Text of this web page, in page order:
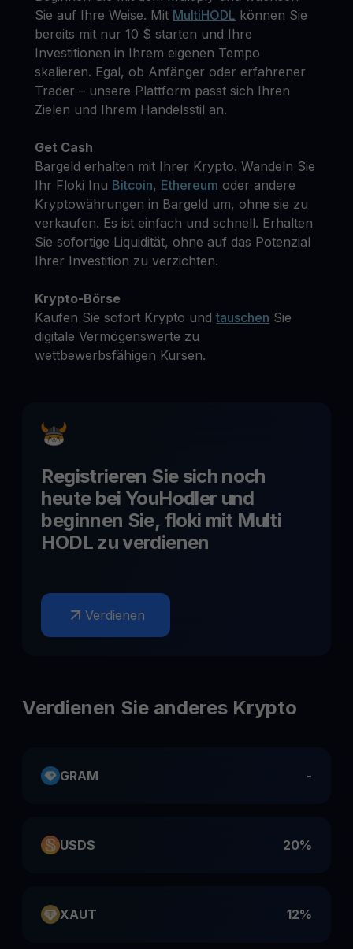
Sie auf Ihre Weise. Mit MultiHODL können Sie
bereits mit nur 10 $ starten und Ihre
Investitionen in Ihrem eigenen Tempo
skalieren. Egal, ob Anfänger oder erfahrener
Trader – unsere Plattform passt sich Ihren
Zielen und Ihrem Handelsstil an.
Get Cash
Bargeld erhalten mit Ihrer Krypto. Wandeln Sie
Ihr Floki Inu Bitcoin, Ethereum oder andere
Kryptowährungen in Bargeld um, ohne sie zu
verkaufen. Es ist einfach und schnell. Erhalten
Sie sofortige Liquidität, ohne auf das Potenzial
Ihrer Investition zu verzichten.
Krypto-Börse
Kaufen Sie sofort Krypto undtauschen Sie
digitale Vermögenswerte zu
wettbewerbsfähigen Kursen.
Registrieren Sie sich noch
heute bei YouHodler und
beginnen Sie, floki mit Multi
HODL zu verdienen
Verdienen
Verdienen Sie anderes Krypto
GRAM -
USDS 20%
XAUT 12%